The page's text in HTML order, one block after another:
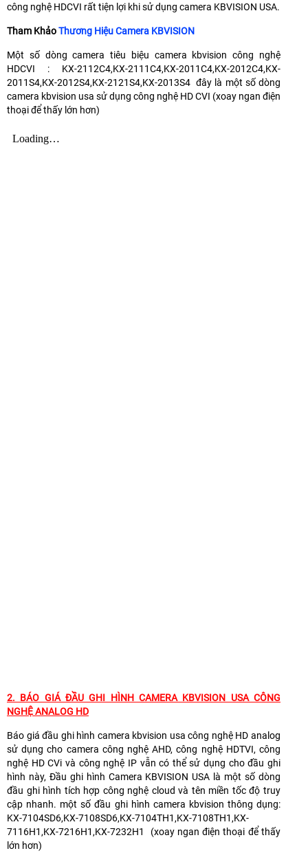
công nghệ HDCVI rất tiện lợi khi sử dụng camera KBVISION USA.
Tham KhảoThương Hiệu Camera KBVISION
Một số dòng camera tiêu biệu camera kbvision công nghệ
HDCVI : KX-2112C4,KX-2111C4,KX-2011C4,KX-2012C4,KX-
2011S4,KX-2012S4,KX-2121S4,KX-2013S4 đây là một số dòng
camera kbvision usa sử dụng công nghệ HD CVI (xoay ngan điện
thoại để thấy lớn hơn)
2. BÁO GIÁ ĐẦU GHI HÌNH CAMERA KBVISION USA CÔNG
NGHỆ ANALOG HD
Báo giá đầu ghi hình camera kbvision usa công nghệ HD analog
sử dụng cho camera công nghệ AHD, công nghệ HDTVI, công
nghệ HD CVi và công nghệ IP vẫn có thể sử dụng cho đầu ghi
hình này, Đầu ghi hình Camera KBVISION USA là một số dòng
đầu ghi hình tích hợp công nghệ cloud và tên miền tốc độ truy
cập nhanh. một số đầu ghi hình camera kbvision thông dụng:
KX-7104SD6,KX-7108SD6,KX-7104TH1,KX-7108TH1,KX-
7116H1,KX-7216H1,KX-7232H1 (xoay ngan điện thoại để thấy
lớn hơn)